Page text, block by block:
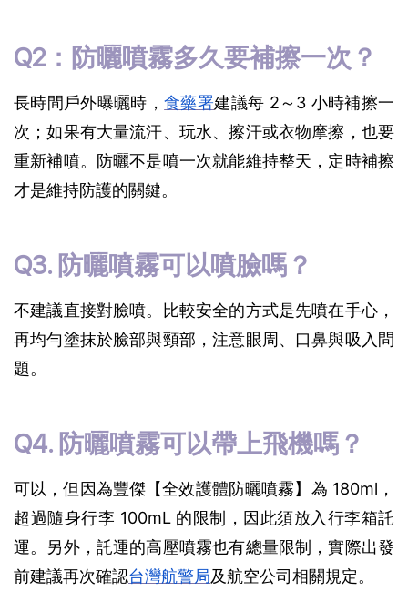
Q2：防曬噴霧多久要補擦一次？
長時間戶外曝曬時，食藥署建議每 2～3 小時補擦一
次；如果有大量流汗、玩水、擦汗或衣物摩擦，也要
重新補噴。防曬不是噴一次就能維持整天，定時補擦
才是維持防護的關鍵。
Q3. 防曬噴霧可以噴臉嗎？
不建議直接對臉噴。比較安全的方式是先噴在手心，
再均勻塗抹於臉部與頸部，注意眼周、口鼻與吸入問
題。
Q4. 防曬噴霧可以帶上飛機嗎？
可以，但因為豐傑【全效護體防曬噴霧】為 180ml，
超過隨身行李 100mL 的限制，因此須放入行李箱託
運。另外，託運的高壓噴霧也有總量限制，實際出發
前建議再次確認台灣航警局及航空公司相關規定。